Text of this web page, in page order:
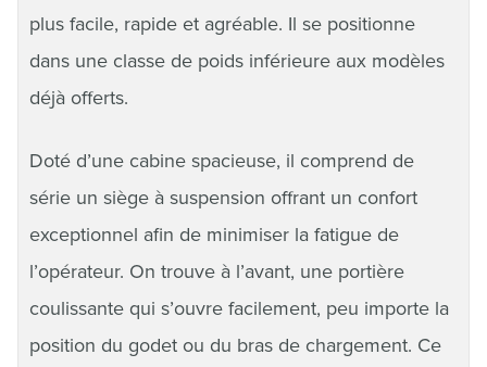
plus facile, rapide et agréable. Il se positionne
dans une classe de poids inférieure aux modèles
déjà offerts.
Doté d’une cabine spacieuse, il comprend de
série un siège à suspension offrant un confort
exceptionnel afin de minimiser la fatigue de
l’opérateur. On trouve à l’avant, une portière
coulissante qui s’ouvre facilement, peu importe la
position du godet ou du bras de chargement. Ce